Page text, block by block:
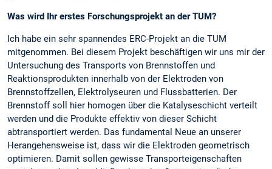
Was wird Ihr erstes Forschungsprojekt an der TUM?
Ich habe ein sehr spannendes ERC-Projekt an die TUM
mitgenommen. Bei diesem Projekt beschäftigen wir uns mir der
Untersuchung des Transports von Brennstoffen und
Reaktionsprodukten innerhalb von der Elektroden von
Brennstoffzellen, Elektrolyseuren und Flussbatterien. Der
Brennstoff soll hier homogen über die Katalyseschicht verteilt
werden und die Produkte effektiv von dieser Schicht
abtransportiert werden. Das fundamental Neue an unserer
Herangehensweise ist, dass wir die Elektroden geometrisch
optimieren. Damit sollen gewisse Transporteigenschaften